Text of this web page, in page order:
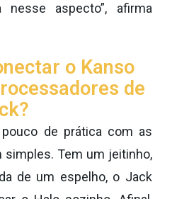
nesse aspecto”, afirma
o Kanso
de
de prática com as
simples. Tem um jeitinho,
de um espelho, o Jack